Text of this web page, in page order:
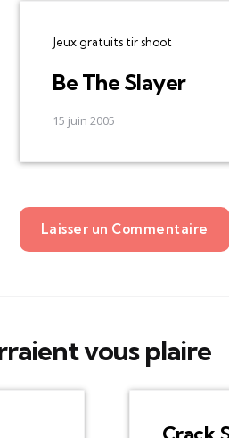
Jeux gratuits tir shoot
Be The Slayer
15 juin 2005
Laisser un Commentaire
vous plaire